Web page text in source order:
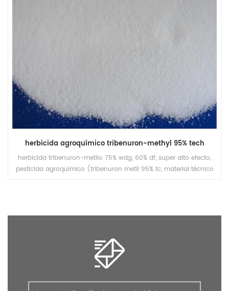
herbicida agroquímico tribenuron-methyl 95% tech
herbicida tribenuron-metilo 75% wdg, 60% df, super alto efecto,
pesticida agroquímico (tribenuron metil 95% tc, material técnico